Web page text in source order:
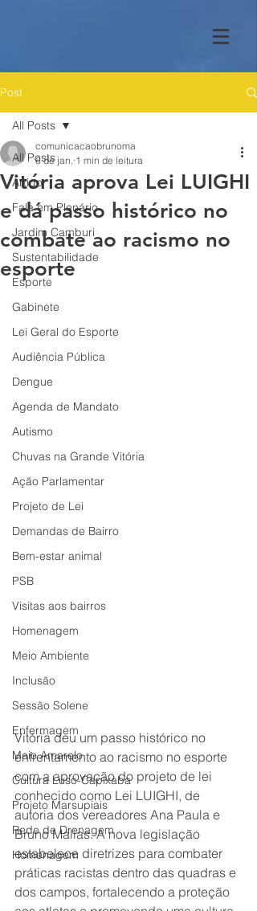
Post
All Posts
Artigo
Fala em Plenário
Jardim Camburi
Sustentabilidade
Esporte
Gabinete
Lei Geral do Esporte
Audiência Pública
Dengue
Agenda de Mandato
Autismo
Chuvas na Grande Vitória
Ação Parlamentar
Projeto de Lei
Demandas de Bairro
Bem-estar animal
PSB
Visitas aos bairros
Homenagem
Meio Ambiente
Inclusão
Sessão Solene
Enfermagem
Maio Amarelo
Cultura Luso-Capixaba
Projeto Marsupiais
Rede de Drenagem
Homenagem
All Posts
Vitória aprova Lei LUIGHI
e dá passo histórico no
combate ao racismo no
esporte
comunicacaobrunoma
6 de jan. 1 min de leitura
Vitória deu um passo histórico no
enfrentamento ao racismo no esporte
com a aprovação do projeto de lei
conhecido como Lei LUIGHI, de
autoria dos vereadores Ana Paula e
Bruno Malias. A nova legislação
estabelece diretrizes para combater
práticas racistas dentro das quadras e
dos campos, fortalecendo a proteção